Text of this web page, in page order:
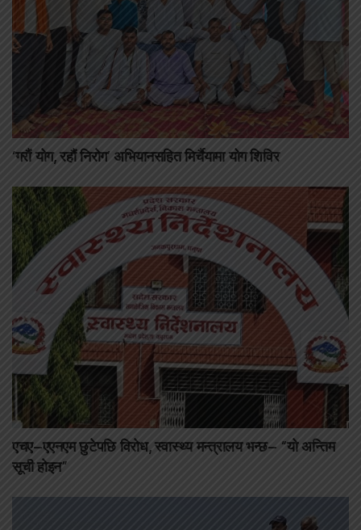
‘गरौं योग, रहौं निरोग’ अभियानसहित मिर्चैयामा योग शिविर
एचए–एएनएम छुटेपछि विरोध, स्वास्थ्य मन्त्रालय भन्छ– “यो अन्तिम
सूची होइन”